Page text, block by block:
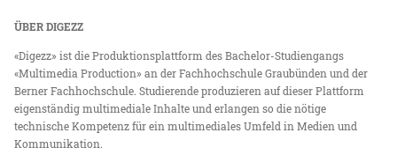
ÜBER DIGEZZ
«Digezz» ist die Produktionsplattform des Bachelor-Studiengangs
«Multimedia Production» an der Fachhochschule Graubünden und der
Berner Fachhochschule. Studierende produzieren auf dieser Plattform
eigenständig multimediale Inhalte und erlangen so die nötige
technische Kompetenz für ein multimediales Umfeld in Medien und
Kommunikation.